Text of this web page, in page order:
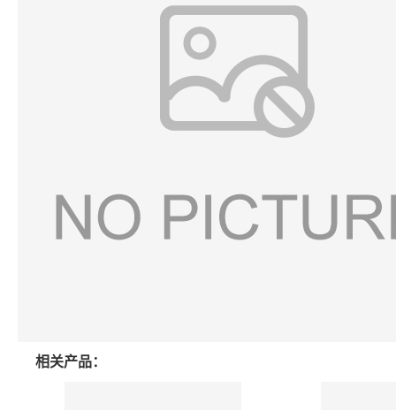
相关产品：